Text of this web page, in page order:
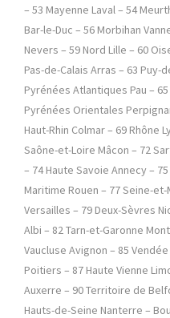
– 53 Mayenne Laval – 54
Bar-le-Duc – 56 Morbihan
Nevers – 59 Nord Lille – 60
Pas-de-Calais Arras – 63
Pyrénées Atlantiques Pau –
Pyrénées Orientales
Haut-Rhin Colmar – 69 Rhône
Saône-et-Loire Mâcon – 72
– 74 Haute Savoie Annecy –
Maritime Rouen – 77 Seine-
Versailles – 79 Deux-Sèvres
Albi – 82 Tarn-et-Garonne
Vaucluse Avignon – 85
Poitiers – 87 Haute Vienne
Auxerre – 90 Territoire de
Hauts-de-Seine Nanterre –